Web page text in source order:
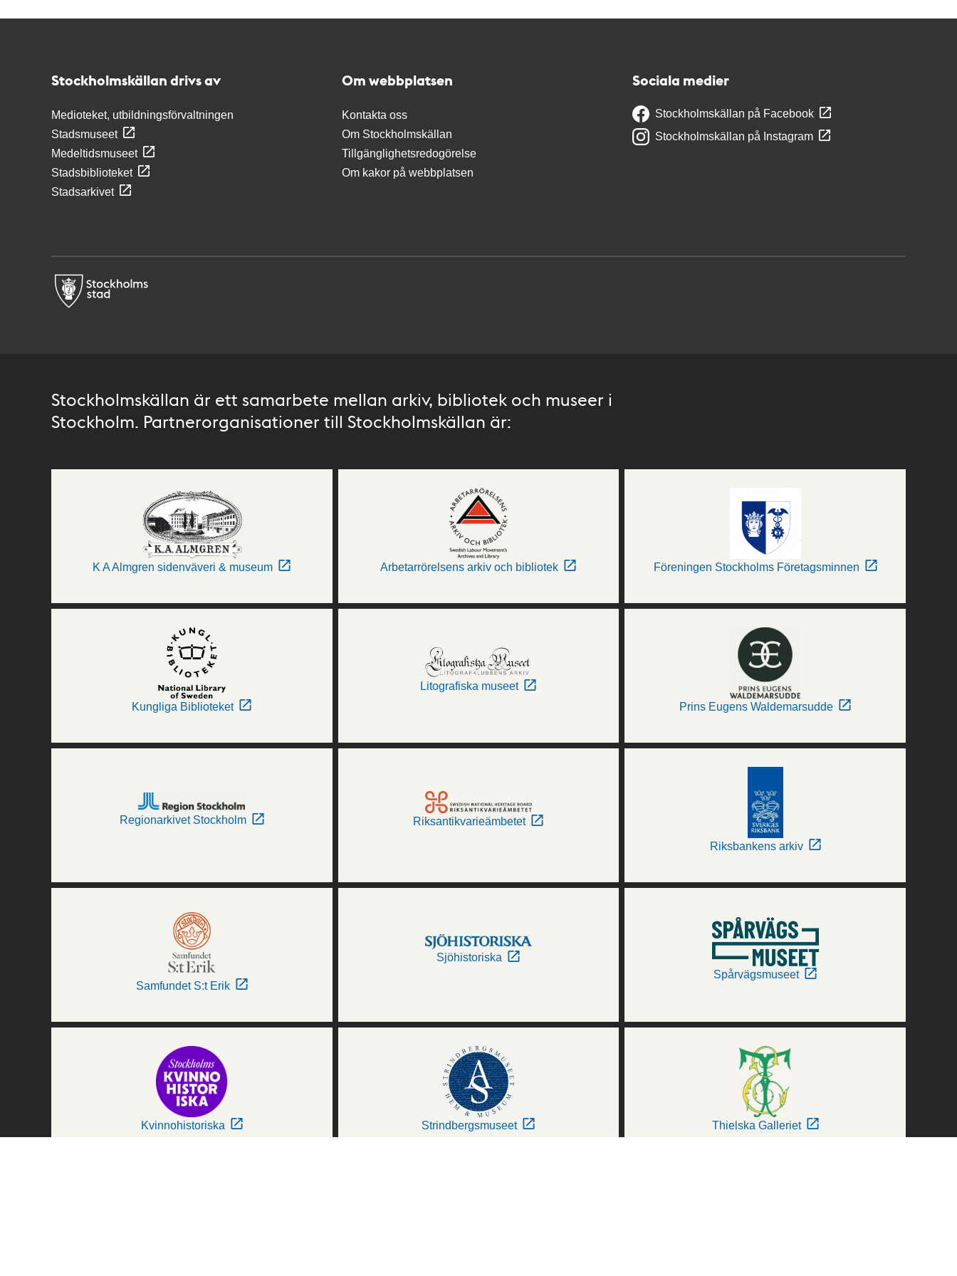
Stockholmskällan drivs av
Medioteket, utbildningsförvaltningen
Stadsmuseet
Medeltidsmuseet
Stadsbiblioteket
Stadsarkivet
Om webbplatsen
Kontakta oss
Om Stockholmskällan
Tillgänglighetsredogörelse
Om kakor på webbplatsen
Sociala medier
Stockholmskällan på Facebook
Stockholmskällan på Instagram
Stockholmskällan är ett samarbete mellan arkiv, bibliotek och museer i
Stockholm. Partnerorganisationer till Stockholmskällan är:
K A Almgren sidenväveri & museum Arbetarrörelsens arkiv och bibliotek Föreningen Stockholms Företagsminnen
Kungliga Biblioteket
Litografiska museet
Prins Eugens Waldemarsudde
Regionarkivet Stockholm Riksantikvarieämbetet
Riksbankens arkiv
Samfundet S:t Erik
Sjöhistoriska
Spårvägsmuseet
Kvinnohistoriska Strindbergsmuseet Thielska Galleriet